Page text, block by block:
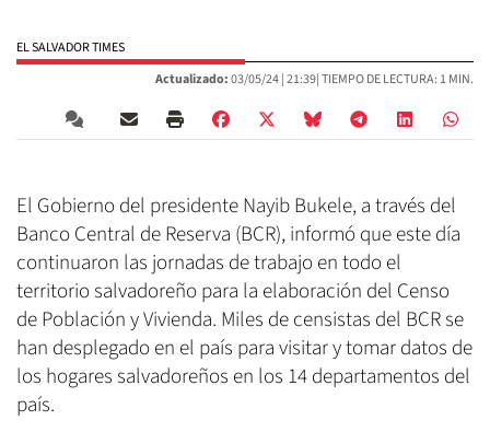
EL SALVADOR TIMES
Actualizado:03/05/24 |21:39| TIEMPO DE LECTURA: 1 MIN.
El Gobierno del presidente Nayib Bukele, a través del
Banco Central de Reserva (BCR), informó que este día
continuaron las jornadas de trabajo en todo el
territorio salvadoreño para la elaboración del Censo
de Población y Vivienda. Miles de censistas del BCR se
han desplegado en el país para visitar y tomar datos de
los hogares salvadoreños en los 14 departamentos del
país.